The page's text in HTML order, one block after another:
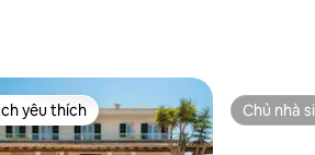
thích nhất
yêu thích Chủ nhà
Chủ nhà